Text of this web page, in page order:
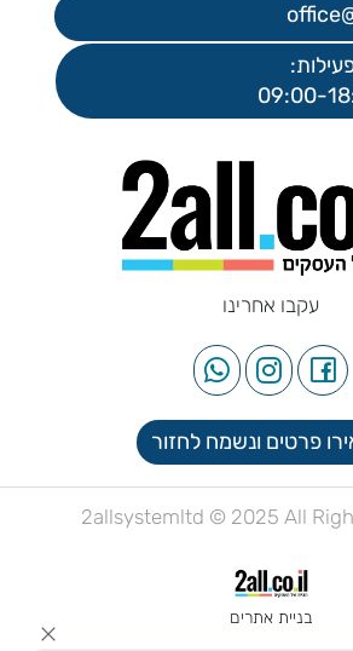
עקבו אחרינו
פרטים ונשמח לחזור
2allsystemltd © 2025 All
בניית אתרים